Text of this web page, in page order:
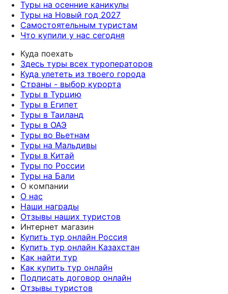
Туры на осенние каникулы
Туры на Новый год 2027
Самостоятельным туристам
Что купили у нас сегодня
Куда поехать
Здесь туры всех туроператоров
Куда улететь из твоего города
Страны - выбор курорта
Туры в Турцию
Туры в Египет
Туры в Таиланд
Туры в ОАЭ
Туры во Вьетнам
Туры на Мальдивы
Туры в Китай
Туры по России
Туры на Бали
О компании
О нас
Наши награды
Отзывы наших туристов
Интернет магазин
Купить тур онлайн Россия
Купить тур онлайн Казахстан
Как найти тур
Как купить тур онлайн
Подписать договор онлайн
Отзывы туристов